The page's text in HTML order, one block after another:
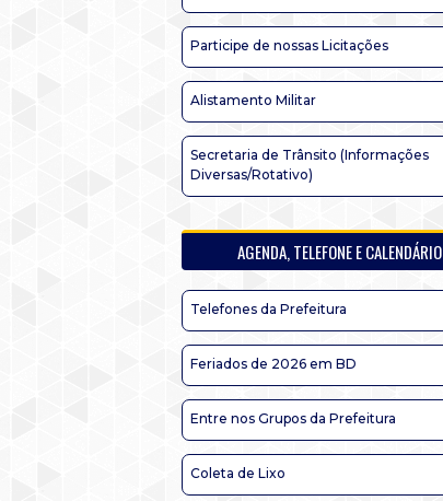
Participe de nossas Licitações
Alistamento Militar
Secretaria de Trânsito (Informações
Diversas/Rotativo)
AGENDA, TELEFONE E CALENDÁRIO
Telefones da Prefeitura
Feriados de 2026 em BD
Entre nos Grupos da Prefeitura
Coleta de Lixo